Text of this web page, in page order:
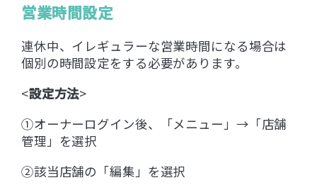
営業時間設定
連休中、イレギュラーな営業時間になる場合は
個別の時間設定をする必要があります。
<設定方法>
①オーナーログイン後、「メニュー」→「店舗
管理」を選択
②該当店舗の「編集」を選択